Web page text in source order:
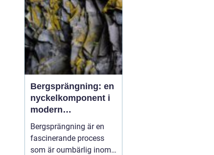
förutsättningar att ta
hänsyn till: vind, salt luft,
t...
Bergsprängning: en
nyckelkomponent i
modern
konstruktion
Bergsprängning är en
fascinerande process
som är oumbärlig inom